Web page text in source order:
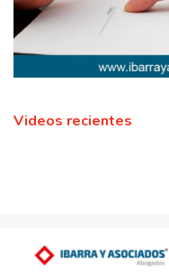
Videos recientes